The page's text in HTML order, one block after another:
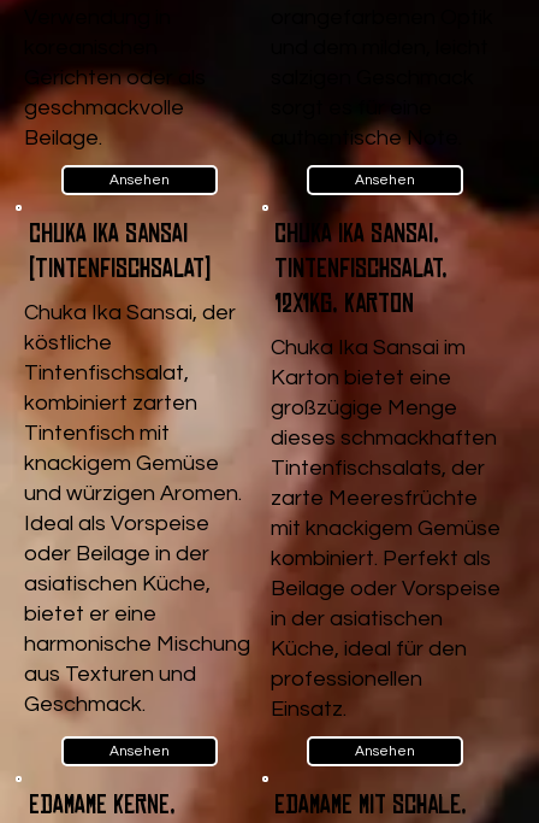
Gerichten oder als
geschmackvolle
Beilage.
Ansehen
authentische Note.
Ansehen
Chuka Ika Sansai
(Tintenfischsalat)
Chuka Ika Sansai, der
köstliche
Tintenfischsalat,
kombiniert zarten
Tintenfisch mit
knackigem Gemüse
und würzigen Aromen.
Ideal als Vorspeise
oder Beilage in der
asiatischen Küche,
bietet er eine
harmonische Mischung
aus Texturen und
Geschmack.
Ansehen
Chuka Ika Sansai,
Tintenfischsalat,
12x1kg, Karton
Chuka Ika Sansai im
Karton bietet eine
großzügige Menge
dieses schmackhaften
Tintenfischsalats, der
zarte Meeresfrüchte
mit knackigem Gemüse
kombiniert. Perfekt als
Beilage oder Vorspeise
in der asiatischen
Küche, ideal für den
professionellen
Einsatz.
Ansehen
Edamame Kerne,
Edamame mit Schale,